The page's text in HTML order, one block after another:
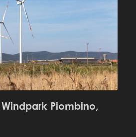
Windpark Piombino,